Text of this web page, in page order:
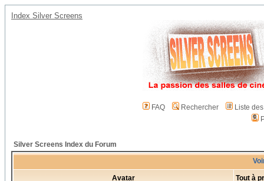
Index Silver Screens
FAQ Rechercher
Liste
Silver Screens Index du Forum
Avatar Tout à